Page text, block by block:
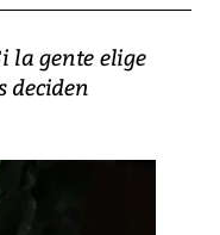
la gente elige
deciden